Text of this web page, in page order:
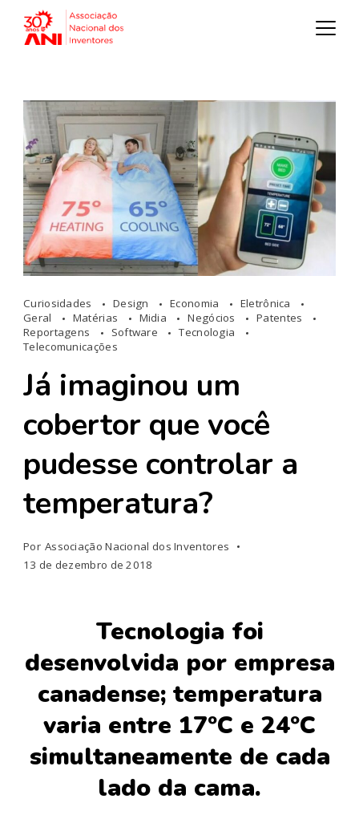
Curiosidades Design Economia
Eletrônica
Geral
Matérias Midia Negócios
Patentes
Reportagens
Software
Tecnologia
Telecomunicações
Já imaginou um
cobertor que você
pudesse controlar a
temperatura?
Por Associação Nacional dos Inventores
13 de dezembro de 2018
Tecnologia foi
desenvolvida por empresa
canadense; temperatura
varia entre 17ºC e 24ºC
simultaneamente de cada
lado da cama.